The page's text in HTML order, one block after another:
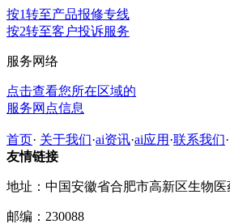
按1转至产品报修专线
按2转至客户投诉服务
服务网络
点击查看您所在区域的
服务网点信息
首页· 关于我们·ai资讯·ai应用 ·联系我们·
友情链接
地址：中国安徽省合肥市高新区生物
邮编：230088